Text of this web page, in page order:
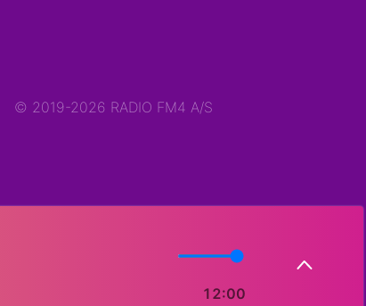
© 2019-2026 RADIO FM4 A/S
12:00